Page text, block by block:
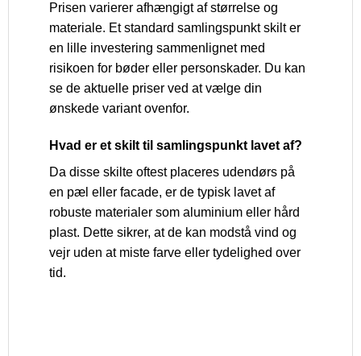
Prisen varierer afhængigt af størrelse og
materiale. Et standard samlingspunkt skilt er
en lille investering sammenlignet med
risikoen for bøder eller personskader. Du kan
se de aktuelle priser ved at vælge din
ønskede variant ovenfor.
Hvad er et skilt til samlingspunkt lavet af?
Da disse skilte oftest placeres udendørs på
en pæl eller facade, er de typisk lavet af
robuste materialer som aluminium eller hård
plast. Dette sikrer, at de kan modstå vind og
vejr uden at miste farve eller tydelighed over
tid.